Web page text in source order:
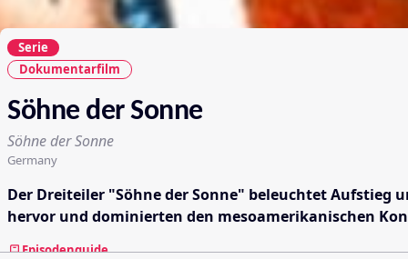
Serie
Dokumentarfilm
Söhne der Sonne
Söhne der Sonne
Germany
Der Dreiteiler "Söhne der Sonne" beleuchtet
hervor und dominierten den mesoamerikanischen
Episodenguide